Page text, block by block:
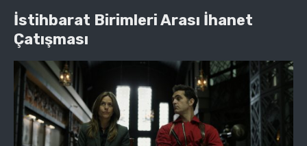
İstihbarat Birimleri Arası İhanet
Çatışması